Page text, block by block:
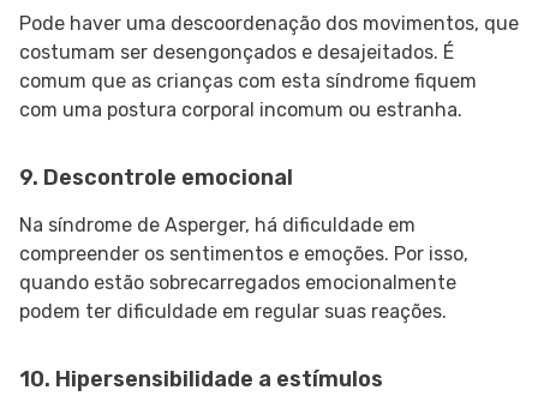
Pode haver uma descoordenação dos movimentos, que
costumam ser desengonçados e desajeitados. É
comum que as crianças com esta síndrome fiquem
com uma postura corporal incomum ou estranha.
9. Descontrole emocional
Na síndrome de Asperger, há dificuldade em
compreender os sentimentos e emoções. Por isso,
quando estão sobrecarregados emocionalmente
podem ter dificuldade em regular suas reações.
10. Hipersensibilidade a estímulos